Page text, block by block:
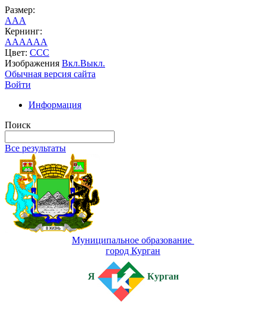
Размер:
AAA
Кернинг:
AAAAAA
Цвет: CCC
Изображения Вкл.Выкл.
Обычная версия сайта
Войти
Информация
Поиск
Все результаты
Муниципальное образование
город Курган
Я Курган